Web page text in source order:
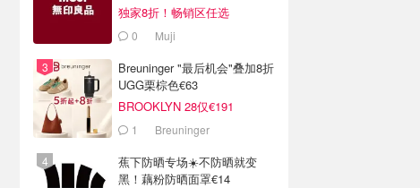
独家8折！畅销区任选
0 Muji
Breuninger "最后机会"叠加8折
UGG栗棕色€63
BROOKLYN 28仅€191
1 Breuninger
蕉下防晒专场☀️不防晒就变
黑！藕粉防晒面罩€14